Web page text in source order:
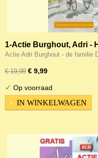
1-Actie Burghout, Adri -
Argwaan op Vlieland
Actie Adri Burghout - de familie
€ 19,99 € 9,99
✓ Op voorraad
IN WINKELWAGEN